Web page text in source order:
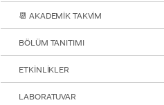
📆 AKADEMİK TAKVİM
BÖLÜM TANITIMI
ETKİNLİKLER
LABORATUVAR